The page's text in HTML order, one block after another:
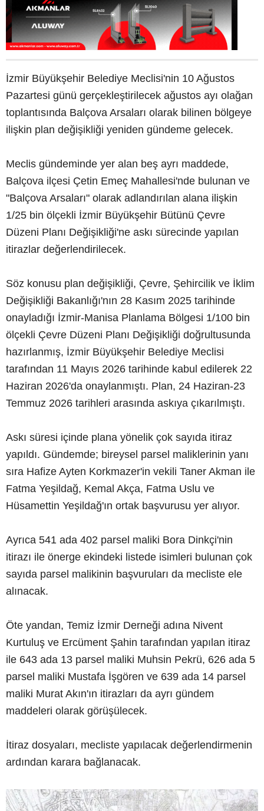
İzmir Büyükşehir Belediye Meclisi'nin 10 Ağustos
Pazartesi günü gerçekleştirilecek ağustos ayı olağan
toplantısında Balçova Arsaları olarak bilinen bölgeye
ilişkin plan değişikliği yeniden gündeme gelecek.
Meclis gündeminde yer alan beş ayrı maddede,
Balçova ilçesi Çetin Emeç Mahallesi'nde bulunan ve
"Balçova Arsaları" olarak adlandırılan alana ilişkin
1/25 bin ölçekli İzmir Büyükşehir Bütünü Çevre
Düzeni Planı Değişikliği'ne askı sürecinde yapılan
itirazlar değerlendirilecek.
Söz konusu plan değişikliği, Çevre, Şehircilik ve İklim
Değişikliği Bakanlığı'nın 28 Kasım 2025 tarihinde
onayladığı İzmir-Manisa Planlama Bölgesi 1/100 bin
ölçekli Çevre Düzeni Planı Değişikliği doğrultusunda
hazırlanmış, İzmir Büyükşehir Belediye Meclisi
tarafından 11 Mayıs 2026 tarihinde kabul edilerek 22
Haziran 2026'da onaylanmıştı. Plan, 24 Haziran-23
Temmuz 2026 tarihleri arasında askıya çıkarılmıştı.
Askı süresi içinde plana yönelik çok sayıda itiraz
yapıldı. Gündemde; bireysel parsel maliklerinin yanı
sıra Hafize Ayten Korkmazer'in vekili Taner Akman ile
Fatma Yeşildağ, Kemal Akça, Fatma Uslu ve
Hüsamettin Yeşildağ'ın ortak başvurusu yer alıyor.
Ayrıca 541 ada 402 parsel maliki Bora Dinkçi'nin
itirazı ile önerge ekindeki listede isimleri bulunan çok
sayıda parsel malikinin başvuruları da mecliste ele
alınacak.
Öte yandan, Temiz İzmir Derneği adına Nivent
Kurtuluş ve Ercüment Şahin tarafından yapılan itiraz
ile 643 ada 13 parsel maliki Muhsin Pekrü, 626 ada 5
parsel maliki Mustafa İşgören ve 639 ada 14 parsel
maliki Murat Akın'ın itirazları da ayrı gündem
maddeleri olarak görüşülecek.
İtiraz dosyaları, mecliste yapılacak değerlendirmenin
ardından karara bağlanacak.